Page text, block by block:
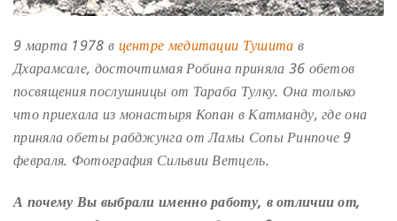
9 марта 1978 в центре медитации Тушита в
Дхарамсале, досточтимая Робина приняла 36 обетов
посвящения послушницы от Тараба Тулку. Она только
что приехала из монастыря Копан в Катманду, где она
приняла обеты рабджунга от Ламы Сопы Ринпоче 9
февраля. Фотография Сильвии Ветцель.
А почему Вы выбрали именно работу, в отличии от,